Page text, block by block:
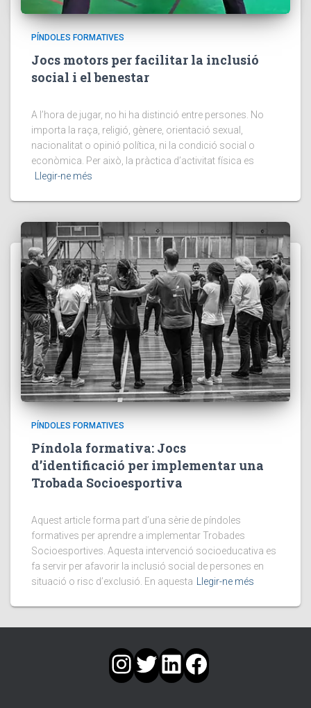
PÍNDOLES FORMATIVES
Jocs motors per facilitar la inclusió
social i el benestar
A l’hora de jugar, no hi ha distinció entre persones. No
importa la raça, religió, gènere, orientació sexual,
nacionalitat o opinió política, ni la condició social o
econòmica. Per això, la pràctica d’activitat física es
Llegir-ne més
PÍNDOLES FORMATIVES
Píndola formativa: Jocs
d’identificació per implementar una
Trobada Socioesportiva
Aquest article forma part d’una sèrie de píndoles
formatives per aprendre a implementar Trobades
Socioesportives. Aquesta intervenció socioeducativa es
fa servir per afavorir la inclusió social de persones en
situació o risc d’exclusió. En aquesta
Llegir-ne més
INSTAGRAMTWITTER LINKEDIN FACEBOOK